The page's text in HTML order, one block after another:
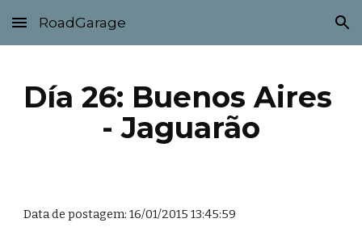
Skip to main content Skip to navigation
RoadGarage
Día 26: Buenos Aires
- Jaguarão
Data de postagem: 16/01/2015 13:45:59